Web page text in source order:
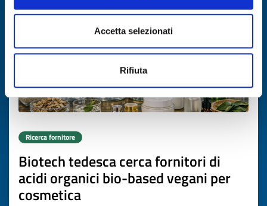
Accetta selezionati
Rifiuta
Ricerca fornitore
Biotech tedesca cerca fornitori di
acidi organici bio-based vegani per
cosmetica